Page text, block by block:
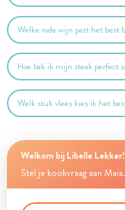
Welke rode wijn past het best
Hoe bak ik mijn steak perfect
Welk stuk vlees kies ik het
Welkom bij Libelle Lekker!
Stel je kookvraag aan